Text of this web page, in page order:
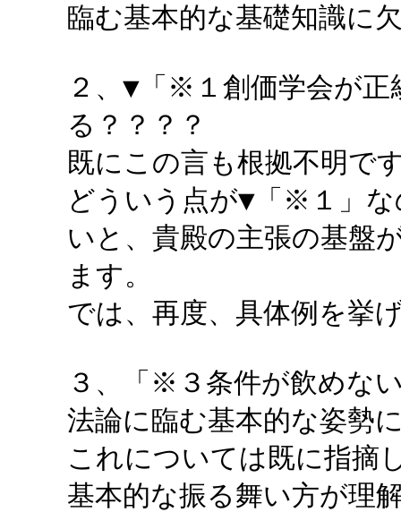
臨む基本的な基礎知識に
２、▼「※１創価学会が
る？？？？
既にこの言も根拠不明で
どういう点が▼「※１」
いと、貴殿の主張の基盤
ます。
では、再度、具体例を挙
３、「※３条件が飲めな
法論に臨む基本的な姿勢
これについては既に指摘
基本的な振る舞い方が理